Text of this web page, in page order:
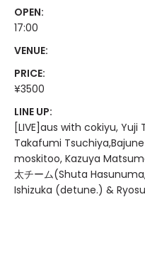
OPEN:
17:00
VENUE:
PRICE:
¥3500
LINE UP:
[LIVE]aus with cokiyu,
Takafumi
moskitoo, Kazuya
太チーム(Shuta
Ishizuka (detune.) &